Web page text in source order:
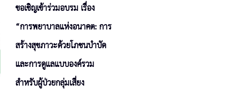
ขอเชิญเข้าร่วมอบรม เรื่อง
“การพยาบาลแห่งอนาคต: การ
สร้างสุขภาวะด้วยโภชนบำบัด
และการดูแลแบบองค์รวม
สำหรับผู้ป่วยกลุ่มเสี่ยง